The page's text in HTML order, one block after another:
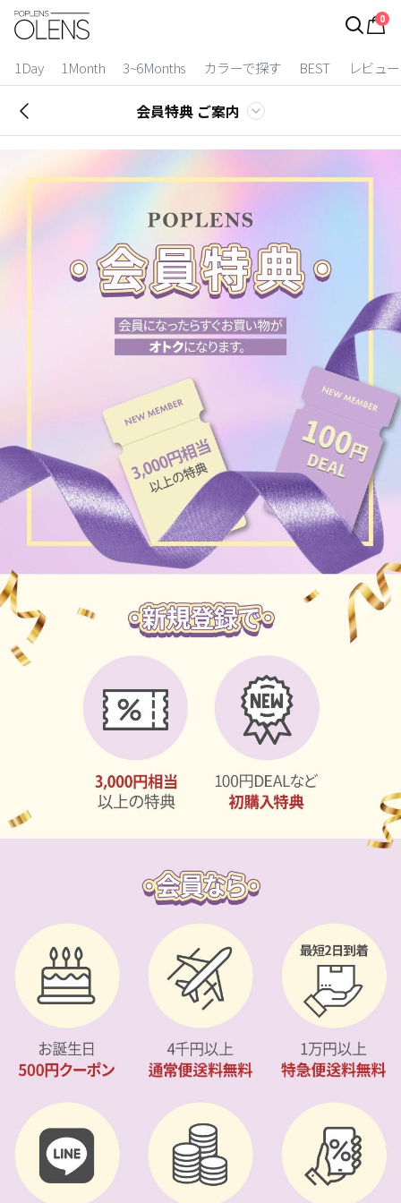
0
1Day 1Month 3~6Months カラーで探す BEST レビュー
ログイン
カラコン比較
今月限定特典
ベスト
装着期間
2 Weeks
3~6 Months
よりどりキット
チョコ
グレー
ブラック
ヘーゼル
グリーン
ピンク
乱視用
ケア用品
EYEしてる
カスタマーサービス
ショッピングガイド
アプリダウンロード
INSTAGRAM LINE
会員特典 ご案内